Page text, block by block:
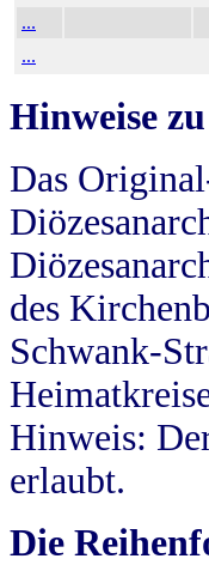
...
...
Hinweise
Das
des
Schwank-
Hinweis:
erlaubt.
Die